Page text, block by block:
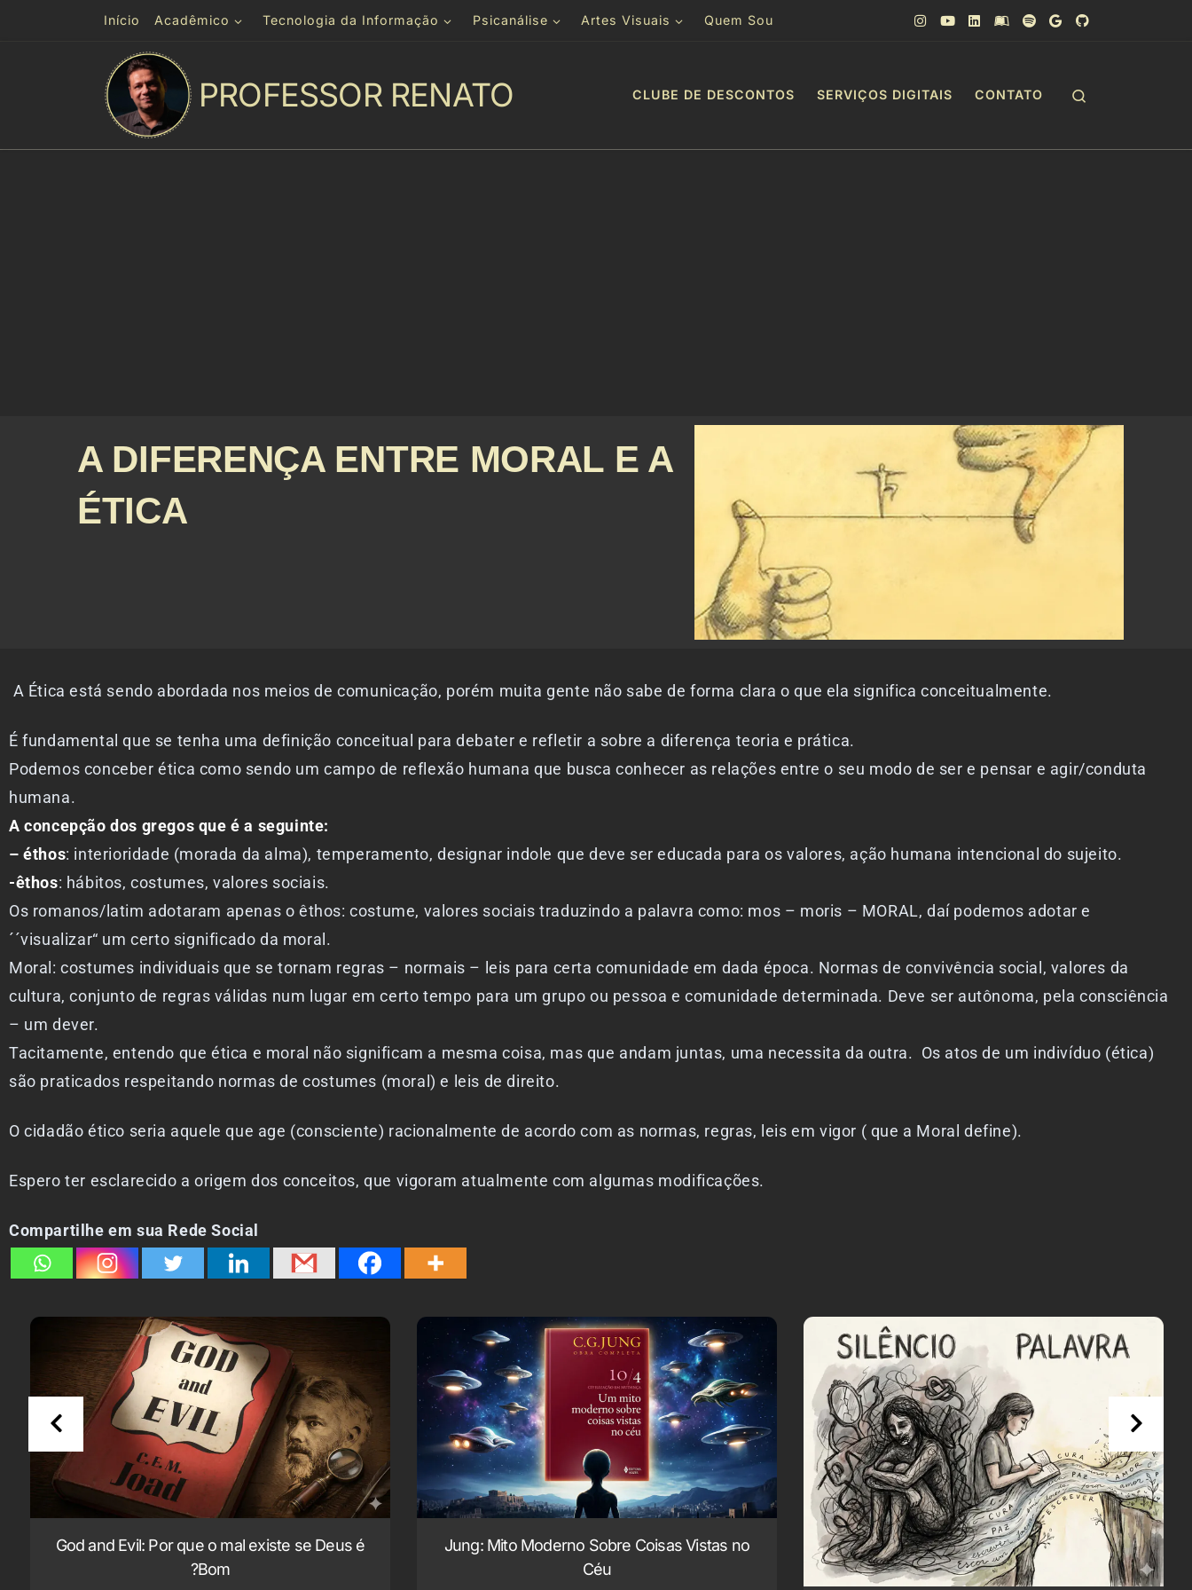
Skip to contentInício Acadêmico Tecnologia da Informação Psicanálise Artes Visuais Quem Sou
PROFESSOR RENATO CLUBE DE DESCONTOS SERVIÇOS DIGITAIS CONTATO
A DIFERENÇA ENTRE MORAL E A
ÉTICA
A Ética está sendo abordada nos meios de comunicação, porém muita gente não sabe de forma clara o que ela significa conceitualmente.
É fundamental que se tenha uma definição conceitual para debater e refletir a sobre a diferença teoria e prática.
Podemos conceber ética como sendo um campo de reflexão humana que busca conhecer as relações entre o seu modo de ser e pensar e agir/conduta
humana.
A concepção dos gregos que é a seguinte:
– éthos: interioridade (morada da alma), temperamento, designar indole que deve ser educada para os valores, ação humana intencional do sujeito.
-êthos: hábitos, costumes, valores sociais.
Os romanos/latim adotaram apenas o êthos: costume, valores sociais traduzindo a palavra como: mos – moris – MORAL, daí podemos adotar e
´´visualizar“ um certo significado da moral.
Moral: costumes individuais que se tornam regras – normais – leis para certa comunidade em dada época. Normas de convivência social, valores da
cultura, conjunto de regras válidas num lugar em certo tempo para um grupo ou pessoa e comunidade determinada. Deve ser autônoma, pela consciência
– um dever.
Tacitamente, entendo que ética e moral não significam a mesma coisa, mas que andam juntas, uma necessita da outra. Os atos de um indivíduo (ética)
são praticados respeitando normas de costumes (moral) e leis de direito.
O cidadão ético seria aquele que age (consciente) racionalmente de acordo com as normas, regras, leis em vigor ( que a Moral define).
Espero ter esclarecido a origem dos conceitos, que vigoram atualmente com algumas modificações.
Compartilhe em sua Rede Social
Jung: Mito Moderno Sobre Coisas Vistas no
Céu
God and Evil: Por que o mal existe se Deus é
Bom?